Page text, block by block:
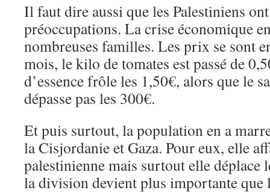
Il faut dire aussi que les Palestiniens
préoccupations. La crise économique
nombreuses familles. Les prix se sont
mois, le kilo de tomates est passé de
d’essence frôle les 1,50€, alors que le
dépasse pas les 300€.
Et puis surtout, la population en a
la Cisjordanie et Gaza. Pour eux, elle
palestinienne mais surtout elle
la division devient plus importante que